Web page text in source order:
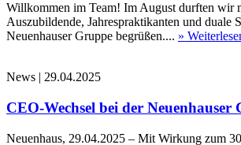
Willkommen im Team! Im August durften wir
Auszubildende, Jahrespraktikanten und duale
Neuenhauser Gruppe begrüßen.... »
News | 29.04.2025
CEO-Wechsel bei der Neuenhauser
Neuenhaus, 29.04.2025 – Mit Wirkung zum